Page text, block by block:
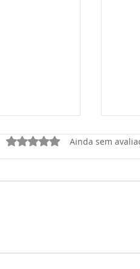
Avaliado com 0 de 5
Ainda sem